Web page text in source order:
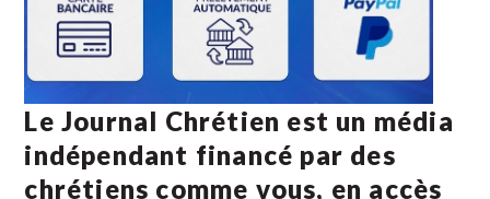
Le Journal Chrétien est un média
indépendant financé par des
chrétiens comme vous, en accès